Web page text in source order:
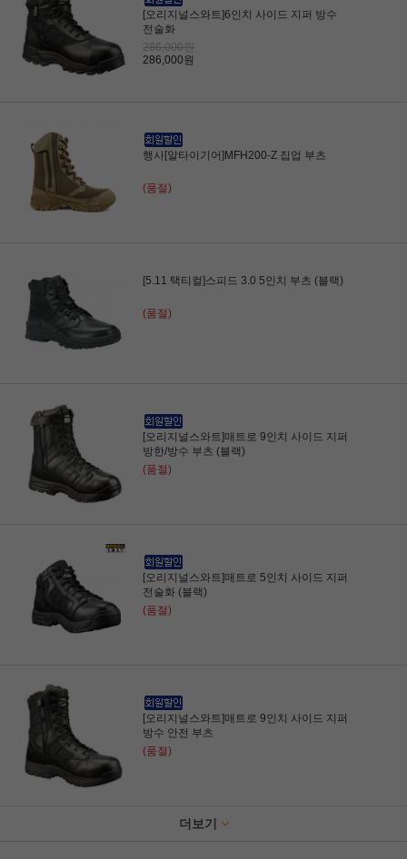
[오리지널스와트]6인치 사이드 지퍼 방수
전술화
286,000원
286,000원
행사[알타이기어]MFH200-Z 집업 부츠
(품절)
[5.11 택티컬]스피드 3.0 5인치 부츠 (블랙)
(품절)
[오리지널스와트]매트로 9인치 사이드 지퍼
방한/방수 부츠 (블랙)
(품절)
[오리지널스와트]매트로 5인치 사이드 지퍼
전술화 (블랙)
(품절)
[오리지널스와트]매트로 9인치 사이드 지퍼
방수 안전 부츠
(품절)
더보기